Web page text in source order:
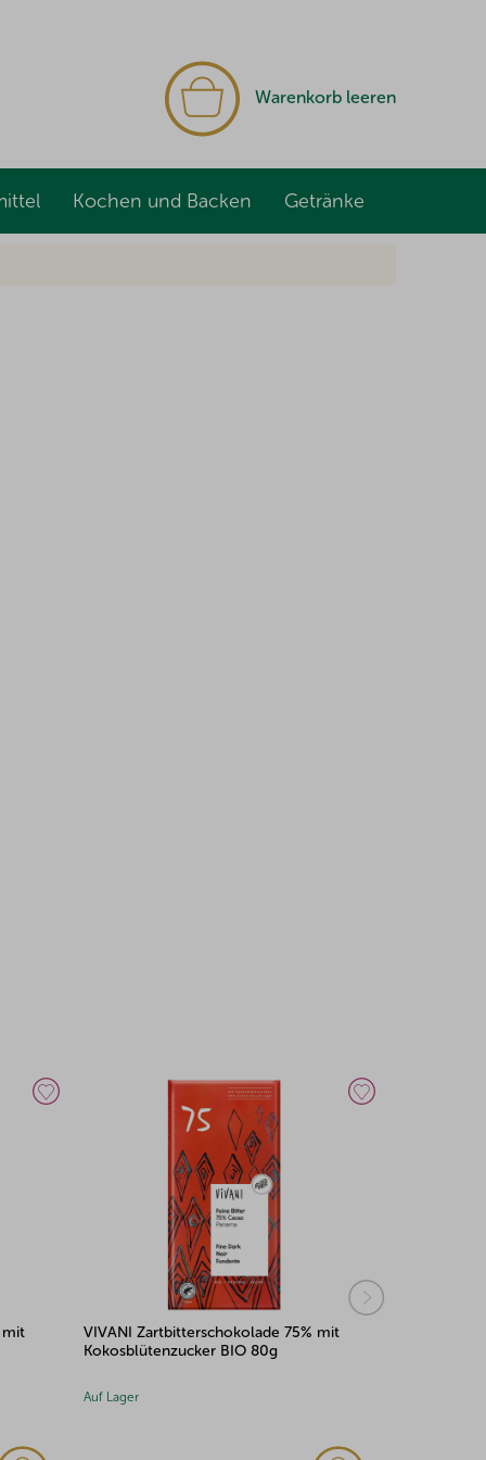
Warenkorb leeren
Kochen und Backen Getränke
mit
VIVANI Weiße Schokolade mit Vanille
BIO 80g
Auf Lager